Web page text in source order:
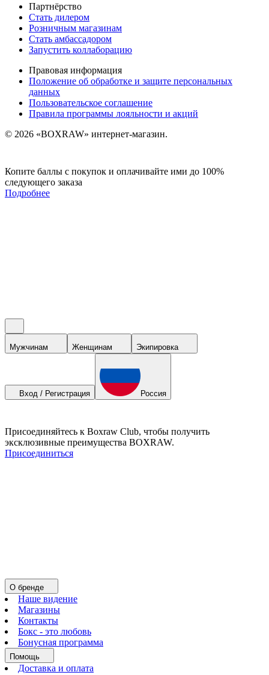
Партнёрство
Стать дилером
Розничным магазинам
Стать амбассадором
Запустить коллаборацию
Правовая информация
Положение об обработке и защите персональных
данных
Пользовательское соглашение
Правила программы лояльности и акций
© 2026 «BOXRAW» интернет-магазин.
Копите баллы с покупок и оплачивайте ими до 100%
следующего заказа
Подробнее
Мужчинам Женщинам Экипировка
Вход / Регистрация Россия
Присоединяйтесь к Boxraw Club, чтобы получить
эксклюзивные преимущества BOXRAW.
Присоединиться
О бренде
Наше видение
Магазины
Контакты
Бокс - это любовь
Бонусная программа
Помощь
Доставка и оплата